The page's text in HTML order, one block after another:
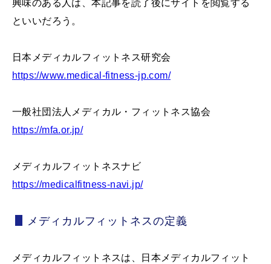
興味のある人は、本記事を読了後にサイトを閲覧する
といいだろう。
日本メディカルフィットネス研究会
https://www.medical-fitness-jp.com/
一般社団法人メディカル・フィットネス協会
https://mfa.or.jp/
メディカルフィットネスナビ
https://medicalfitness-navi.jp/
メディカルフィットネスの定義
メディカルフィットネスは、日本メディカルフィット